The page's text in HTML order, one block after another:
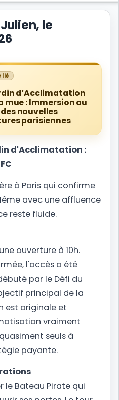
le
lié
d’Acclimatation
mue : Immersion au
nouvelles
parisiennes
d'Acclimatation :
à Paris qui confirme
avec une affluence
reste fluide.
ouverture à 10h.
l'accès a été
par le Défi du
principal de la
est originale et
vraiment
seuls à
payante.
le Bateau Pirate qui
report avec la
avant de réserver ?
de Le Jardin
sur les
dans le
Universal Studios
Royaume-Uni pour
proposons toute
dans les